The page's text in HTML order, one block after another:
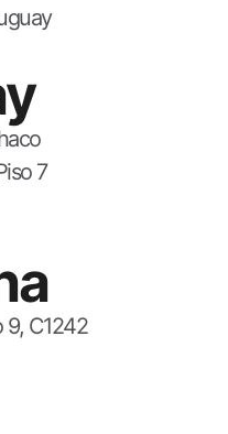
7
9, C1242